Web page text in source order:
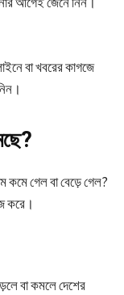
বা খবরের কাগজে
কমে গেল বা বেড়ে গেল?
করে।
বা কমলে দেশের